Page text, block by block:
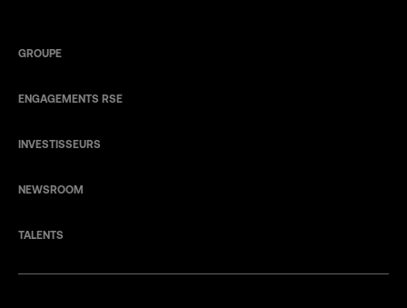
GROUPE
ENGAGEMENTS RSE
INVESTISSEURS
NEWSROOM
TALENTS